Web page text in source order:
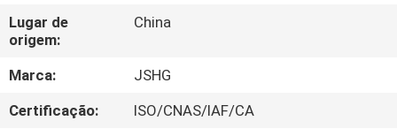
SHOW
DE
RV
Lugar de
origem:
China
Marca:
JSHG
Certificação:
ISO/CNAS/IAF/CA